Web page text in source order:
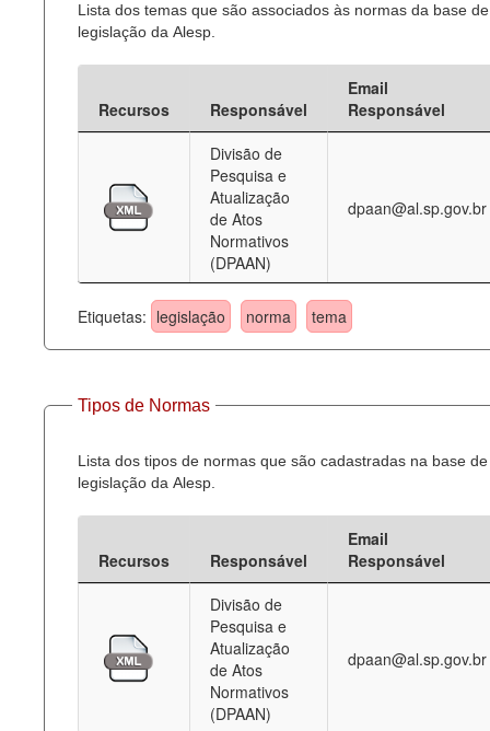
Lista dos temas que são associados às normas da base de
legislação da Alesp.
Recursos Responsável
Email
Responsável
Divisão de
Pesquisa e
Atualização
de Atos
Normativos
(DPAAN)
dpaan@al.sp.gov.br
Etiquetas: legislação norma tema
Tipos de Normas
Lista dos tipos de normas que são cadastradas na base de
legislação da Alesp.
Recursos Responsável
Email
Responsável
Divisão de
Pesquisa e
Atualização
de Atos
Normativos
(DPAAN)
dpaan@al.sp.gov.br